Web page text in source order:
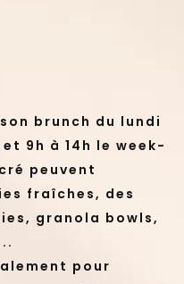
brunch du lundi
9h à 14h le week-
peuvent
fraîches, des
granola bowls,
pour